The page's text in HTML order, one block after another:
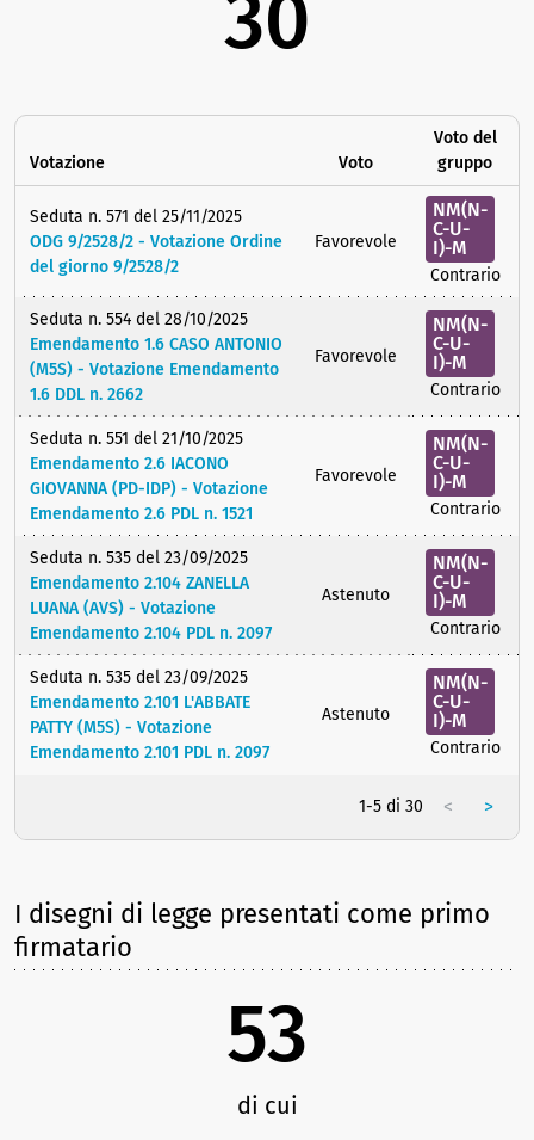
30
Votazione Voto
Voto del
gruppo
Seduta n. 571 del 25/11/2025
ODG 9/2528/2 - Votazione Ordine
del giorno 9/2528/2
Favorevole
NM(N-
C-U-
I)-M
Contrario
Seduta n. 554 del 28/10/2025
Emendamento 1.6 CASO ANTONIO
(M5S) - Votazione Emendamento
1.6 DDL n. 2662
Favorevole
NM(N-
C-U-
I)-M
Contrario
Seduta n. 551 del 21/10/2025
Emendamento 2.6 IACONO
GIOVANNA (PD-IDP) - Votazione
Emendamento 2.6 PDL n. 1521
Favorevole
NM(N-
C-U-
I)-M
Contrario
Seduta n. 535 del 23/09/2025
Emendamento 2.104 ZANELLA
LUANA (AVS) - Votazione
Emendamento 2.104 PDL n. 2097
Astenuto
NM(N-
C-U-
I)-M
Contrario
Seduta n. 535 del 23/09/2025
Emendamento 2.101 L'ABBATE
PATTY (M5S) - Votazione
Emendamento 2.101 PDL n. 2097
Astenuto
NM(N-
C-U-
I)-M
Contrario
1-5 di 30 < >
I disegni di legge presentati come primo
firmatario
53
di cui